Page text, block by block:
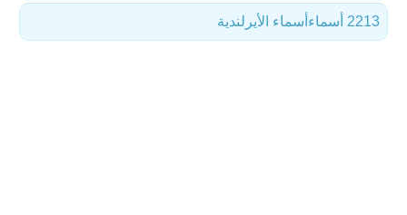
أسماء الأيرلندية 2213 أسماء